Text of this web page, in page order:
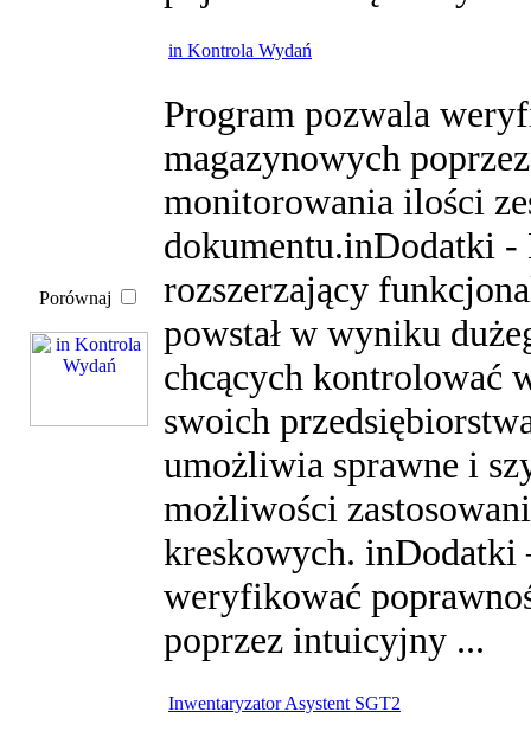
Porównaj
in Kontrola Wydań
Program pozwala
magazynowych
monitorowania ilości
dokumentu.inDodatki
rozszerzający
powstał w wyniku
chcących kontrolować
swoich
umożliwia sprawne i
możliwości
kreskowych. inDodatki
weryfikować
poprzez intuicyjny ...
Inwentaryzator Asystent SGT2